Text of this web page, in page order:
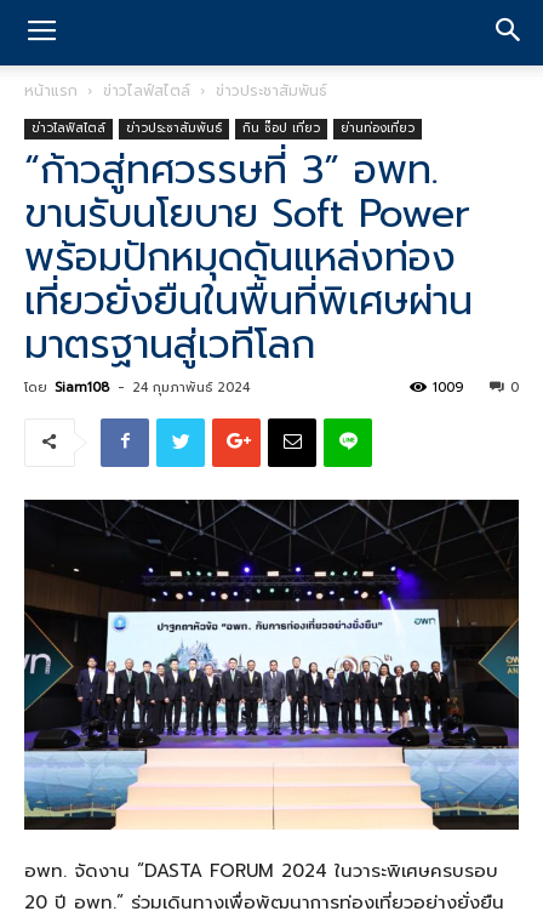
หน้าแรก ข่าวไลฟ์สไตล์ ข่าวประชาสัมพันธ์
ข่าวไลฟ์สไตล์ ข่าวประชาสัมพันธ์ กิน ช๊อป เที่ยว ย่านท่องเที่ยว
“ก้าวสู่ทศวรรษที่ 3” อพท.
ขานรับนโยบาย Soft Power
พร้อมปักหมุดดันแหล่งท่อง
เที่ยวยั่งยืนในพื้นที่พิเศษผ่าน
มาตรฐานสู่เวทีโลก
โดย Siam108 - 24 กุมภาพันธ์ 2024 0
1009
อพท. จัดงาน “DASTA FORUM 2024 ในวาระพิเศษครบรอบ
20 ปี อพท.” ร่วมเดินทางเพื่อพัฒนาการท่องเที่ยวอย่างยั่งยืน